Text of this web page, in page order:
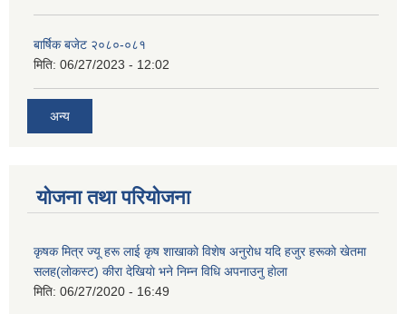
बार्षिक बजेट २०८०-०८१
मिति: 06/27/2023 - 12:02
अन्य
योजना तथा परियोजना
कृषक मित्र ज्यू हरू लाई कृष शाखाकाे विशेष अनुराेध यदि हजुर हरूकाे खेतमा
सलह(लाेकस्ट) कीरा देखियाे भने निम्न विधि अपनाउनु हाेला
मिति: 06/27/2020 - 16:49